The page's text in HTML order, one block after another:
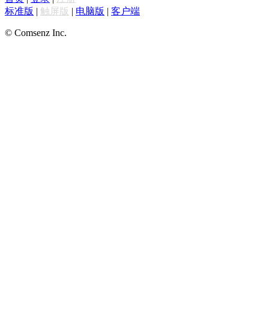
标准版 | 触屏版 | 电脑版 | 客户端
© Comsenz Inc.